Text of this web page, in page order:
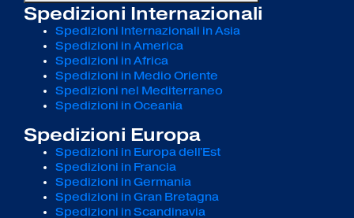
Spedizioni Internazionali
Spedizioni Internazionali in Asia
Spedizioni in America
Spedizioni in Africa
Spedizioni in Medio Oriente
Spedizioni nel Mediterraneo
Spedizioni in Oceania
Spedizioni Europa
Spedizioni in Europa dell'Est
Spedizioni in Francia
Spedizioni in Germania
Spedizioni in Gran Bretagna
Spedizioni in Scandinavia